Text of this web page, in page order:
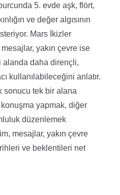
5. evde aşk, flört,
ve değer algısının
Mars İkizler
yakın çevre ise
daha dirençli,
kullanılabileceğini anlatır.
sonucu tek bir alana
yapmak, diğer
düzenlemek
mesajlar, yakın çevre
ve beklentileri net